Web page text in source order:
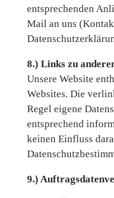
entsprechenden
Mail an uns
8.) Links zu
Unsere Website
Websites. Die
Regel eigene
entsprechend
keinen Einfluss
9.)